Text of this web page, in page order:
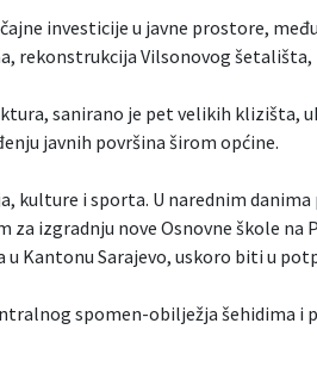
investicije u javne prostore,
rekonstrukcija Vilsonovog
sanirano je pet velikih klizišta,
javnih površina širom općine.
kulture i sporta. U narednim
izgradnju nove Osnovne škole na
u Kantonu Sarajevo, uskoro biti u
spomen-obilježja šehidima i